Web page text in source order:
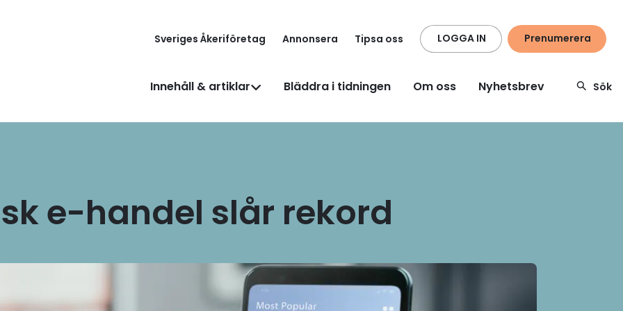
Sveriges Åkeriföretag Annonsera Tipsa oss LOGGA IN Prenumerera
Innehåll & artiklar Bläddra i tidningen Om oss Nyhetsbrev Sök
e-handel slår rekord